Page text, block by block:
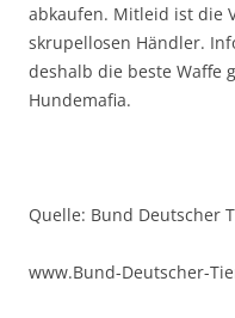
abkaufen. Mitleid ist die
skrupellosen Händler.
deshalb die beste Waffe
Hundemafia.
Quelle: Bund Deutscher
www.Bund-Deutscher-